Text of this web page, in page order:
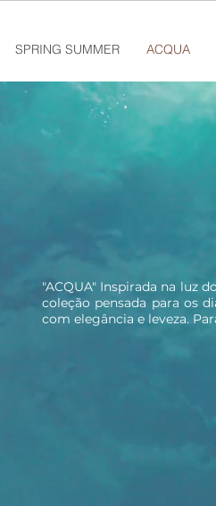
SPRING SUMMER ACQUA
"ACQUA" Inspirada na luz
coleção pensada para os
com elegância e leveza.